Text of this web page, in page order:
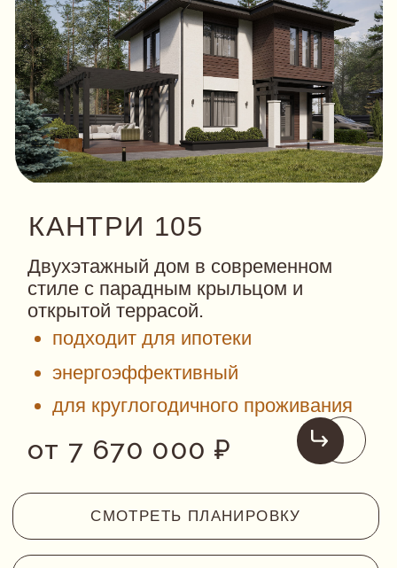
от 7 670 000 ₽
СМОТРЕТЬ ПЛАНИРОВКУ
ЗАКАЗАТЬ РАСЧЕТ СТОИМОСТИ
Дом в стиле Райта с шестью
спальнями и кабинетом. На главном
фасаде небольшая терраса,
объединенная с крыльцом.
КАНТРИ 205
от 18 0360 480 ₽
построим за 5 мес.
подходит для ипотеки
энергоэффективный
для круглогодичного проживания